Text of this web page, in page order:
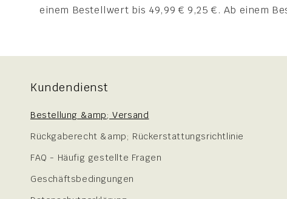
einem Bestellwert bis 49,99 € 9,25 €. Ab einem
Kundendienst
Bestellung &amp; Versand
Rückgaberecht &amp; Rückerstattungsrichtlinie
FAQ - Häufig gestellte Fragen
Geschäftsbedingungen